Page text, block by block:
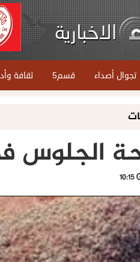
تجوال أصداء قسم5 ثقافة
الجلوس